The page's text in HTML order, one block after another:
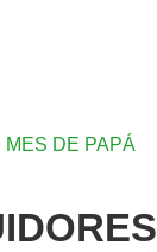
MES DE PAPÁ